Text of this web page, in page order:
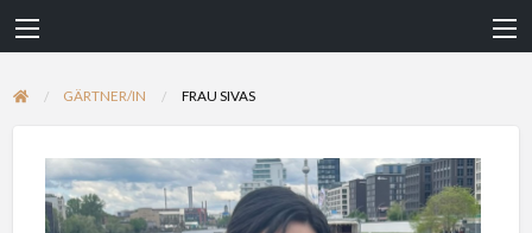
GÄRTNER/IN FRAU SIVAS